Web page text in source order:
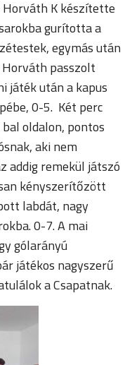
Horváth K készítette
gurította a
egymás után
passzolt
játék után a kapus
0-5. Két perc
oldalon, pontos
aki nem
addig remekül játszó
kényszerítőzött
labdát, nagy
0-7. A mai
gólarányú
játékos nagyszerű
a Csapatnak.